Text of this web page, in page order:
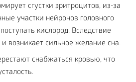
сгустки эритроцитов, из-за
участки нейронов головного
кислород. Вследствие
и возникает сильное желание сна.
снабжаться кровью, что